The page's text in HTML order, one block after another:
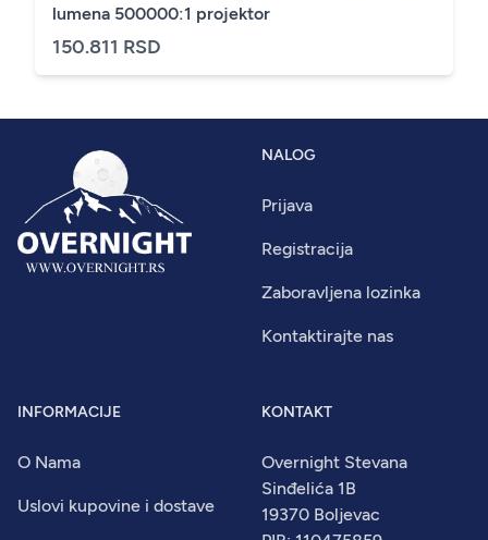
lumena 500000:1 projektor
150.811 RSD
NALOG
Prijava
Registracija
Zaboravljena lozinka
Kontaktirajte nas
INFORMACIJE
O Nama
Uslovi kupovine i dostave
KONTAKT
Overnight Stevana
Sinđelića 1B
19370 Boljevac